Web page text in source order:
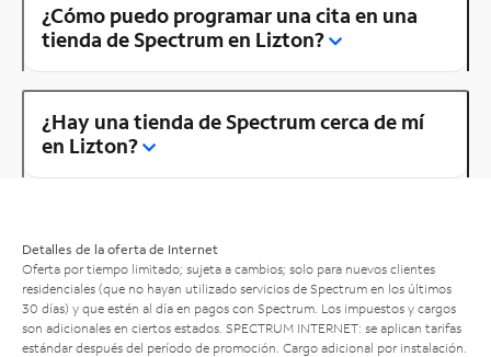
¿Cómo puedo programar una cita en una
tienda de Spectrum en Lizton?
¿Hay una tienda de Spectrum cerca de mí
en Lizton?
Detalles de la oferta de Internet
Oferta por tiempo limitado; sujeta a cambios; solo para nuevos clientes
residenciales (que no hayan utilizado servicios de Spectrum en los últimos
30 días) y que estén al día en pagos con Spectrum. Los impuestos y cargos
son adicionales en ciertos estados. SPECTRUM INTERNET: se aplican tarifas
estándar después del período de promoción. Cargo adicional por instalación.